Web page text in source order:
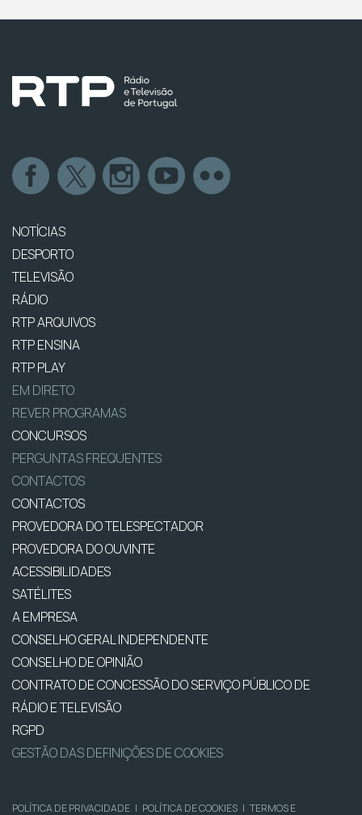
NOTÍCIAS
DESPORTO
TELEVISÃO
RÁDIO
RTP ARQUIVOS
RTP ENSINA
RTP PLAY
EM DIRETO
REVER PROGRAMAS
CONCURSOS
PERGUNTAS FREQUENTES
CONTACTOS
CONTACTOS
PROVEDORA DO TELESPECTADOR
PROVEDORA DO OUVINTE
ACESSIBILIDADES
SATÉLITES
A EMPRESA
CONSELHO GERAL INDEPENDENTE
CONSELHO DE OPINIÃO
CONTRATO DE CONCESSÃO DO SERVIÇO PÚBLICO DE
RÁDIO E TELEVISÃO
RGPD
GESTÃO DAS DEFINIÇÕES DE COOKIES
POLÍTICA DE PRIVACIDADE | POLÍTICA DE COOKIES | TERMOS E